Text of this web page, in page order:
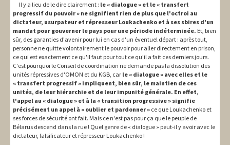
Il y a lieu de le dire clairement : le « dialogue » et le « transfert
progressif du pouvoir » ne signifient rien de plus que l'octroi au
dictateur, usurpateur et répresseur Loukachenko et à ses sbires d'un
mandat pour gouverner le pays pour une période indéterminée. Et, bien
sûr, des garanties d'avenir pour lui en cas d'un éventuel départ : après tout,
personne ne quitte volontairement le pouvoir pour aller directement en prison,
ce qui est exactement ce qu'il faut pour tout ce qu'il a fait ces derniers jours.
C'est pourquoi le Conseil de coordination ne demande pas la dissolution des
unités répressives d'OMON et du KGB, car le « dialogue » avec elles et le
« transfert progressif » impliquent, bien sûr, le maintien de ces
unités, de leur hiérarchie et de leur impunité générale. En effet,
l'appel au « dialogue » et à la « transition progressive » signifie
précisément un appel à « oublier et pardonner » ce que Loukachenko et
ses forces de sécurité ont fait. Mais ce n'est pas pour ça que le peuple de
Bélarus descend dans la rue ! Quel genre de « dialogue » peut-il y avoir avec le
dictateur, falsificateur et répresseur Loukachenko !